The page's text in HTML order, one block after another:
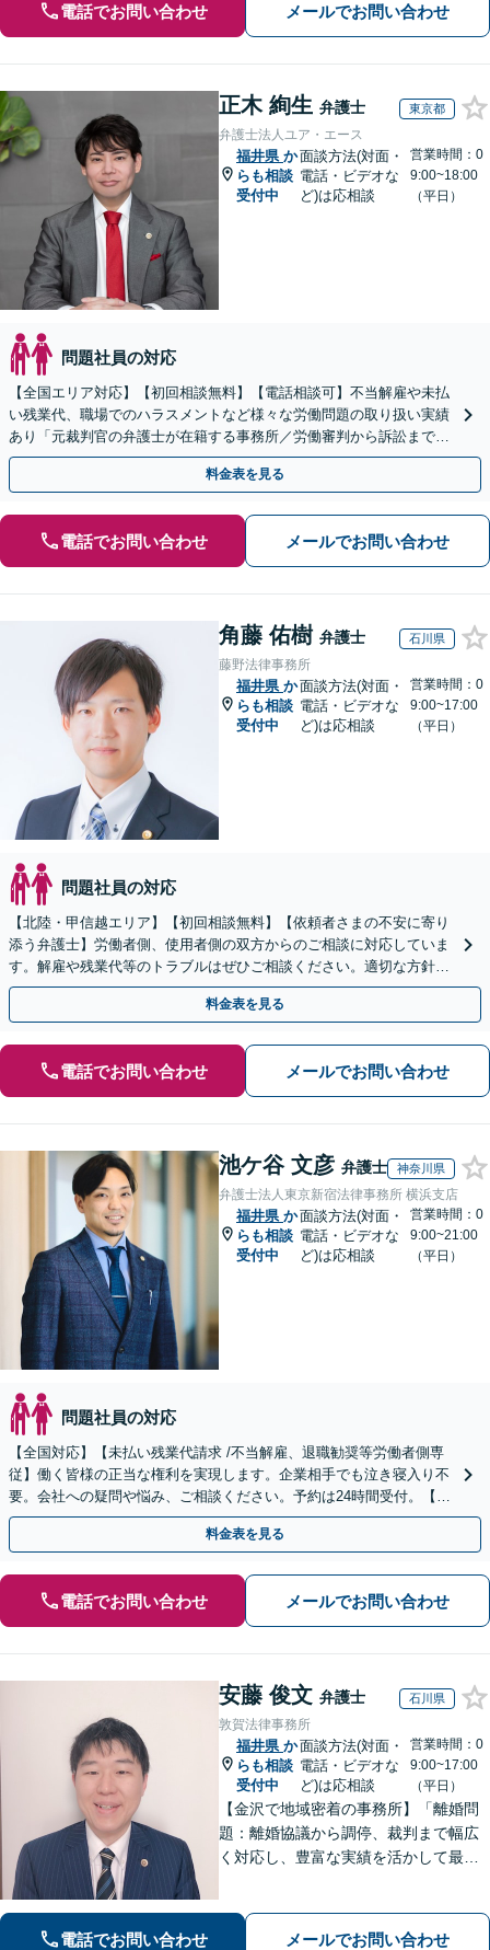
電話でお問い合わせ メールでお問い合わせ
正木 絢生 弁護士 東京都
弁護士法人ユア・エース
福井県 か
らも相談
受付中
面談方法(対面・
電話・ビデオな
ど)は応相談
営業時間：0
9:00~18:00
（平日）
問題社員の対応
【全国エリア対応】【初回相談無料】【電話相談可】不当解雇や未払
い残業代、職場でのハラスメントなど様々な労働問題の取り扱い実績
あり「元裁判官の弁護士が在籍する事務所／労働審判から訴訟まで、
裁判官経験を活かした最適な戦略を立案」
料金表を見る
電話でお問い合わせ メールでお問い合わせ
角藤 佑樹 弁護士 石川県
藤野法律事務所
福井県 か
らも相談
受付中
面談方法(対面・
電話・ビデオな
ど)は応相談
営業時間：0
9:00~17:00
（平日）
問題社員の対応
【北陸・甲信越エリア】【初回相談無料】【依頼者さまの不安に寄り
添う弁護士】労働者側、使用者側の双方からのご相談に対応していま
す。解雇や残業代等のトラブルはぜひご相談ください。適切な方針を
ご提示し、納得できる解決を目指します。
料金表を見る
電話でお問い合わせ メールでお問い合わせ
池ケ谷 文彦 弁護士 神奈川県
弁護士法人東京新宿法律事務所 横浜支店
福井県 か
らも相談
受付中
面談方法(対面・
電話・ビデオな
ど)は応相談
営業時間：0
9:00~21:00
（平日）
問題社員の対応
【全国対応】【未払い残業代請求 /不当解雇、退職勧奨等労働者側専
従】働く皆様の正当な権利を実現します。企業相手でも泣き寝入り不
要。会社への疑問や悩み、ご相談ください。予約は24時間受付。【初
回面談無料】【夜間・休日対応可】
料金表を見る
電話でお問い合わせ メールでお問い合わせ
安藤 俊文 弁護士 石川県
敦賀法律事務所
福井県 か
らも相談
受付中
面談方法(対面・
電話・ビデオな
ど)は応相談
営業時間：0
9:00~17:00
（平日）
【金沢で地域密着の事務所】「離婚問
題：離婚協議から調停、裁判まで幅広
く対応し、豊富な実績を活かして最適
ることで賠償金の大幅な増額が実現で
電話でお問い合わせ メールでお問い合わせ